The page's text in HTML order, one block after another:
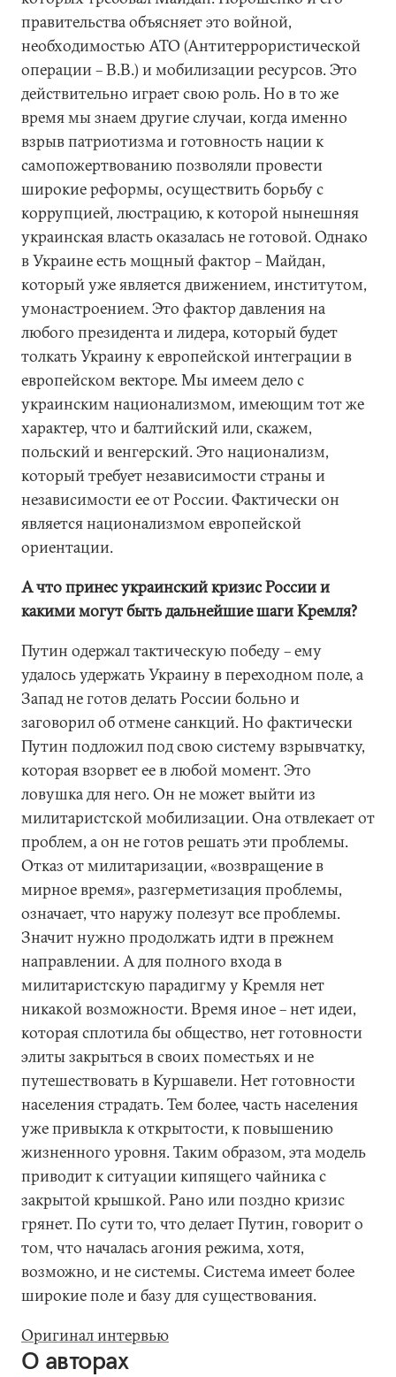
правительства объясняет это войной,
необходимостью АТО (Антитеррористической
операции – В.В.) и мобилизации ресурсов. Это
действительно играет свою роль. Но в то же
время мы знаем другие случаи, когда именно
взрыв патриотизма и готовность нации к
самопожертвованию позволяли провести
широкие реформы, осуществить борьбу с
коррупцией, люстрацию, к которой нынешняя
украинская власть оказалась не готовой. Однако
в Украине есть мощный фактор – Майдан,
который уже является движением, институтом,
умонастроением. Это фактор давления на
любого президента и лидера, который будет
толкать Украину к европейской интеграции в
европейском векторе. Мы имеем дело с
украинским национализмом, имеющим тот же
характер, что и балтийский или, скажем,
польский и венгерский. Это национализм,
который требует независимости страны и
независимости ее от России. Фактически он
является национализмом европейской
ориентации.
А что принес украинский кризис России и
какими могут быть дальнейшие шаги Кремля?
Путин одержал тактическую победу – ему
удалось удержать Украину в переходном поле, а
Запад не готов делать России больно и
заговорил об отмене санкций. Но фактически
Путин подложил под свою систему взрывчатку,
которая взорвет ее в любой момент. Это
ловушка для него. Он не может выйти из
милитаристской мобилизации. Она отвлекает от
проблем, а он не готов решать эти проблемы.
Отказ от милитаризации, «возвращение в
мирное время», разгерметизация проблемы,
означает, что наружу полезут все проблемы.
Значит нужно продолжать идти в прежнем
направлении. А для полного входа в
милитаристскую парадигму у Кремля нет
никакой возможности. Время иное – нет идеи,
которая сплотила бы общество, нет готовности
элиты закрыться в своих поместьях и не
путешествовать в Куршавели. Нет готовности
населения страдать. Тем более, часть населения
уже привыкла к открытости, к повышению
жизненного уровня. Таким образом, эта модель
приводит к ситуации кипящего чайника с
закрытой крышкой. Рано или поздно кризис
грянет. По сути то, что делает Путин, говорит о
том, что началась агония режима, хотя,
возможно, и не системы. Система имеет более
широкие поле и базу для существования.
Оригинал интервью
О авторах